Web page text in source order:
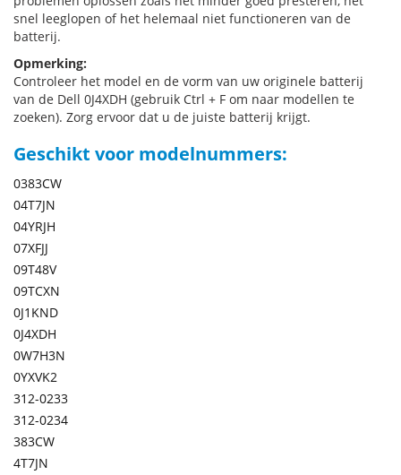
snel leeglopen of het helemaal niet functioneren van de
batterij.
Opmerking:
Controleer het model en de vorm van uw originele batterij
van de Dell 0J4XDH (gebruik Ctrl + F om naar modellen te
zoeken). Zorg ervoor dat u de juiste batterij krijgt.
Geschikt voor modelnummers:
0383CW
04T7JN
04YRJH
07XFJJ
09T48V
09TCXN
0J1KND
0J4XDH
0W7H3N
0YXVK2
312-0233
312-0234
383CW
4T7JN